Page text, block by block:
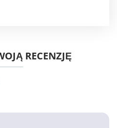
RECENZJĘ